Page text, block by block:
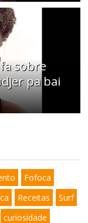
sobre
pa bai
Fofoca
Receitas
Surf
curiosidade